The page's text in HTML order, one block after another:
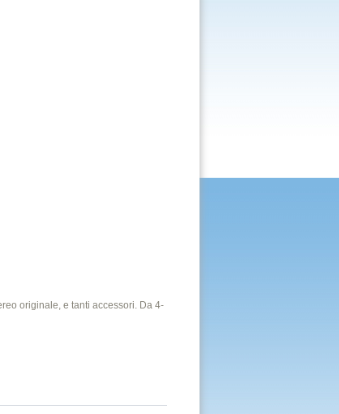
originale, e tanti accessori. Da 4-